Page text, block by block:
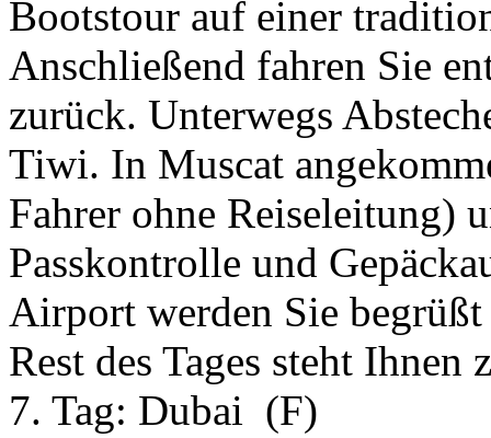
Bootstour auf einer
Anschließend fahren Sie
zurück. Unterwegs
Tiwi. In Muscat
Fahrer ohne Reiseleitung)
Passkontrolle und
Airport werden Sie
Rest des Tages steht
7. Tag: Dubai (F)